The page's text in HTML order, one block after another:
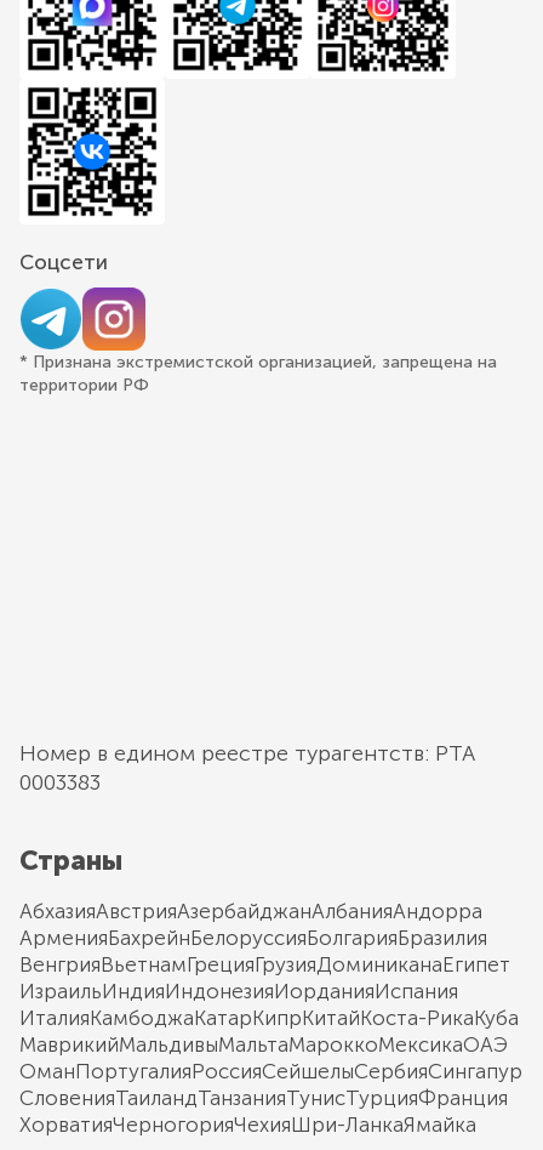
Соцсети
* Признана экстремистской организацией, запрещена на
территории РФ
Номер в едином реестре турагентств: РТА
0003383
Страны
АбхазияАвстрияАзербайджанАлбанияАндорра
АрменияБахрейнБелоруссияБолгарияБразилия
ВенгрияВьетнамГрецияГрузияДоминиканаЕгипет
ИзраильИндияИндонезияИорданияИспания
ИталияКамбоджаКатарКипрКитайКоста-РикаКуба
МаврикийМальдивыМальтаМароккоМексикаОАЭ
ОманПортугалияРоссияСейшелыСербияСингапур
СловенияТаиландТанзанияТунисТурцияФранция
ХорватияЧерногорияЧехияШри-ЛанкаЯмайка